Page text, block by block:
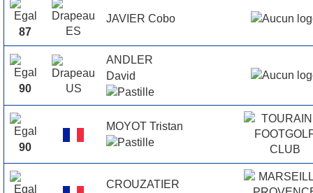
87
JAVIER Cobo
90
ANDLER
David
90
MOYOT Tristan
CROUZATIER